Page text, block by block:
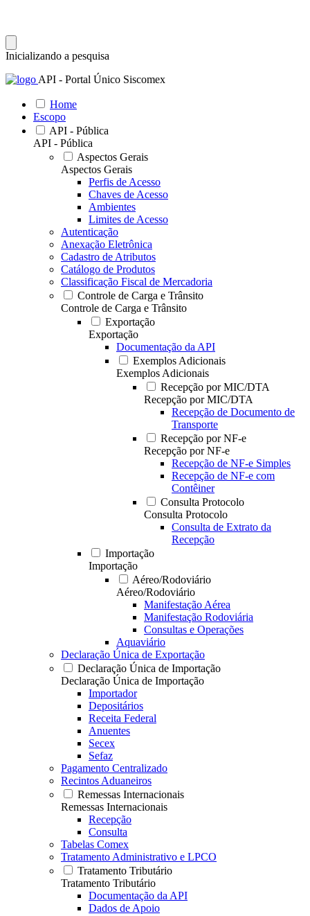
Inicializando a pesquisa
API - Portal Único Siscomex
Home
Escopo
API - Pública
API - Pública
Aspectos Gerais
Aspectos Gerais
Perfis de Acesso
Chaves de Acesso
Ambientes
Limites de Acesso
Autenticação
Anexação Eletrônica
Cadastro de Atributos
Catálogo de Produtos
Classificação Fiscal de Mercadoria
Controle de Carga e Trânsito
Controle de Carga e Trânsito
Exportação
Exportação
Documentação da API
Exemplos Adicionais
Exemplos Adicionais
Recepção por MIC/DTA
Recepção por MIC/DTA
Recepção de Documento de
Transporte
Recepção por NF-e
Recepção por NF-e
Recepção de NF-e Simples
Recepção de NF-e com
Contêiner
Consulta Protocolo
Consulta Protocolo
Consulta de Extrato da
Recepção
Importação
Importação
Aéreo/Rodoviário
Aéreo/Rodoviário
Manifestação Aérea
Manifestação Rodoviária
Consultas e Operações
Aquaviário
Declaração Única de Exportação
Declaração Única de Importação
Declaração Única de Importação
Importador
Depositários
Receita Federal
Anuentes
Secex
Sefaz
Pagamento Centralizado
Recintos Aduaneiros
Remessas Internacionais
Remessas Internacionais
Recepção
Consulta
Tabelas Comex
Tratamento Administrativo e LPCO
Tratamento Tributário
Tratamento Tributário
Documentação da API
Dados de Apoio